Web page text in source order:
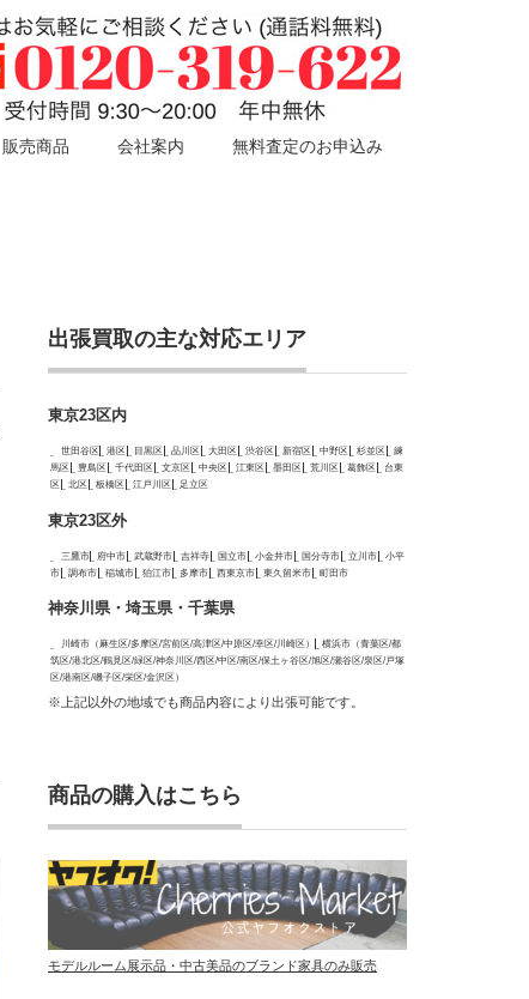
販売商品 会社案内 無料査定のお申込み
出張買取の主な対応エリア
東京23区内
世田谷区 港区 目黒区 品川区 大田区 渋谷区 新宿区 中野区 杉並区
練
馬区
豊島区 千代田区 文京区 中央区 江東区 墨田区 荒川区 葛飾区
台東
区
北区 板橋区 江戸川区 足立区
東京23区外
三鷹市 府中市 武蔵野市 吉祥寺 国立市 小金井市 国分寺市 立川市
小平
市
調布市 稲城市 狛江市 多摩市 西東京市 東久留米市 町田市
神奈川県・埼玉県・千葉県
川崎市（麻生区/多摩区/宮前区/高津区/中原区/幸区/川崎区）
横浜市（青葉区/都
筑区/港北区/鶴見区/緑区/神奈川区/西区/中区/南区/保土ヶ谷区/旭区/瀬谷区/泉区/戸塚
区/港南区/磯子区/栄区/金沢区）
※上記以外の地域でも商品内容により出張可能です。
商品の購入はこちら
モデルルーム展示品・中古美品のブランド家具のみ販売